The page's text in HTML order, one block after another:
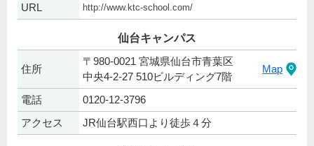
URL
http://www.ktc-school.com/
仙台キャンパス
住所
〒980-0021 宮城県仙台市青葉区
中央4-2-27 510ビルディング7階
Map
電話
0120-12-3796
アクセス
JR仙台駅西口より徒歩４分